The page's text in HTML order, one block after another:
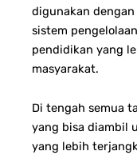
digunakan
sistem
pendidikan yang
masyarakat.
Di tengah semua
yang bisa diambil
yang lebih